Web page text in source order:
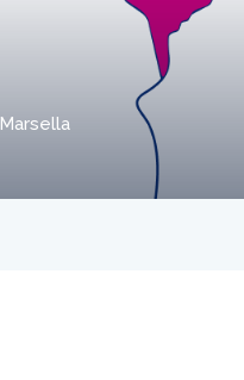
Marsella